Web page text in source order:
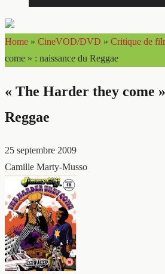
Home » CineVOD/DVD » Critique de
come » : naissance du Reggae
« The Harder they come
Reggae
25 septembre 2009
Camille Marty-Musso